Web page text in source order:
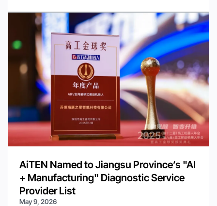
AiTEN Named to Jiangsu Province’s "AI
+ Manufacturing" Diagnostic Service
Provider List
May 9, 2026